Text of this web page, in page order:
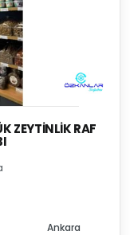
ZEYTINLIK RAF
Ankara